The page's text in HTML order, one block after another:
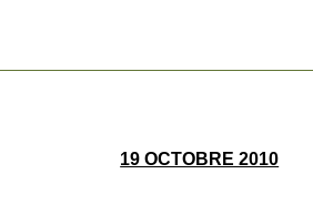
19 OCTOBRE 2010